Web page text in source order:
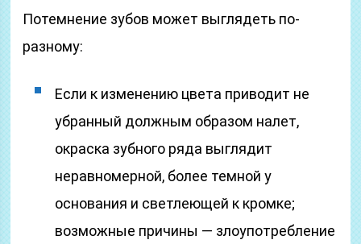
Потемнение зубов может выглядеть по-
разному:
Если к изменению цвета приводит не
убранный должным образом налет,
окраска зубного ряда выглядит
неравномерной, более темной у
основания и светлеющей к кромке;
возможные причины — злоупотребление